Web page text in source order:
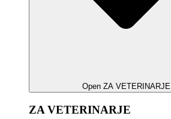
Open ZA VETERINARJE
ZA VETERINARJE